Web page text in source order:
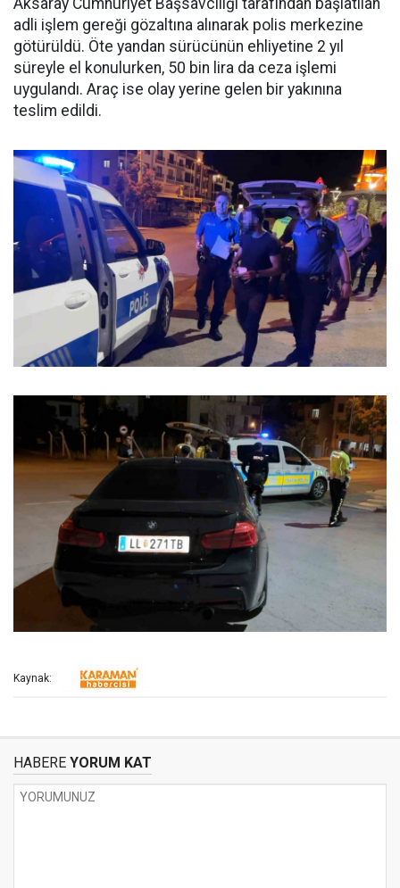
Aksaray Cumhuriyet Başsavcılığı tarafından başlatılan
adli işlem gereği gözaltına alınarak polis merkezine
götürüldü. Öte yandan sürücünün ehliyetine 2 yıl
süreyle el konulurken, 50 bin lira da ceza işlemi
uygulandı. Araç ise olay yerine gelen bir yakınına
teslim edildi.
Kaynak:
HABERE YORUM KAT